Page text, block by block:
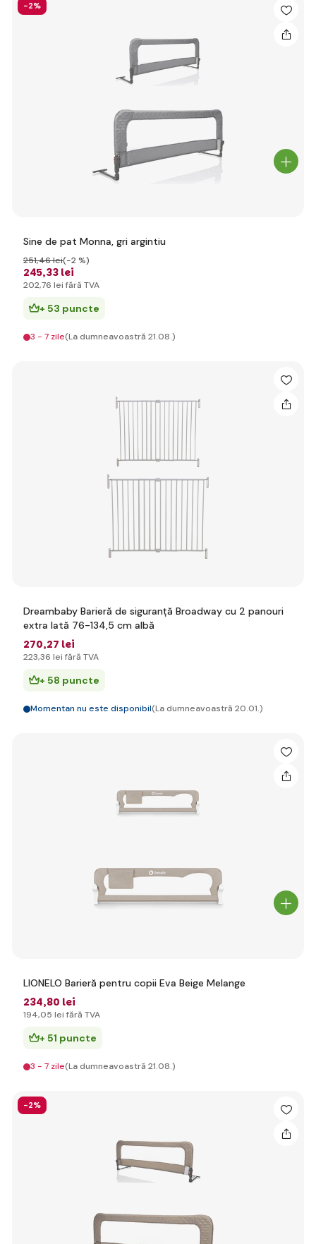
-2%
Sine de pat Monna, gri argintiu
245,33 lei
251,46 lei(-2 %)
202,76 lei fără TVA
+ 53 puncte
3 - 7 zile(La dumneavoastră 21.08.)
Dreambaby Barieră de siguranță Broadway cu 2 panouri
extra lată 76-134,5 cm albă
270,27 lei
223,36 lei fără TVA
+ 58 puncte
Momentan nu este disponibil(La dumneavoastră 20.01.)
LIONELO Barieră pentru copii Eva Beige Melange
234,80 lei
194,05 lei fără TVA
+ 51 puncte
3 - 7 zile(La dumneavoastră 21.08.)
-2%